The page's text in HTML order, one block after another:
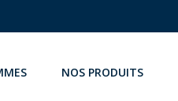
NOS PRODUITS